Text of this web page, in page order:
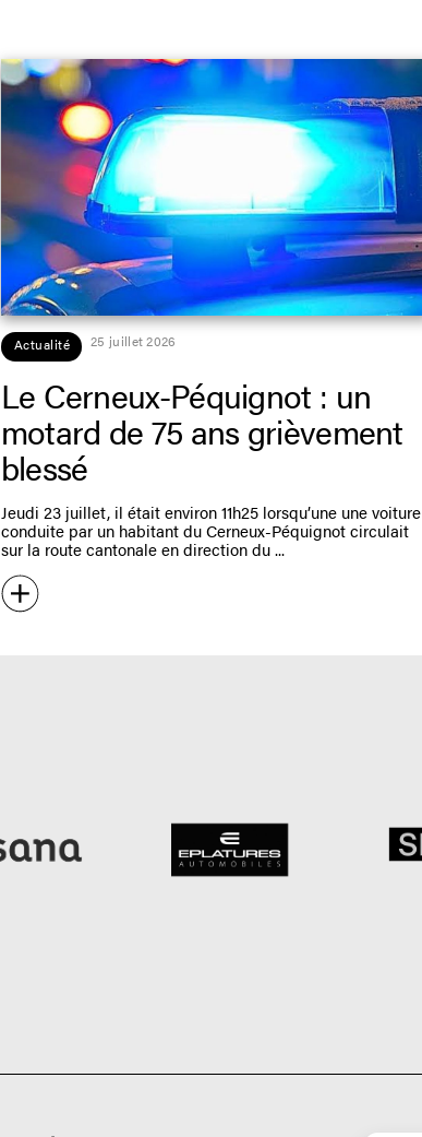
Actualité 25 juillet 2026
Le Cerneux-Péquignot : un
motard de 75 ans grièvement
blessé
Jeudi 23 juillet, il était environ 11h25 lorsqu’une une voiture
conduite par un habitant du Cerneux-Péquignot circulait
sur la route cantonale en direction du